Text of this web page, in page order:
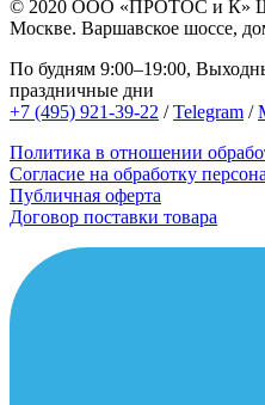
© 2020 ООО «ПРОТОС и К»
Москве. Варшавское шоссе,
По будням 9:00–19:00,
праздничные дни
+7 (495) 921-39-22 /Telegram /
Политика в отношении
Согласие на обработку
Публичная оферта
Договор поставки товара